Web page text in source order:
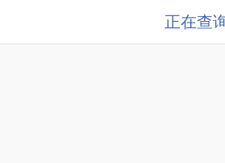
正在查